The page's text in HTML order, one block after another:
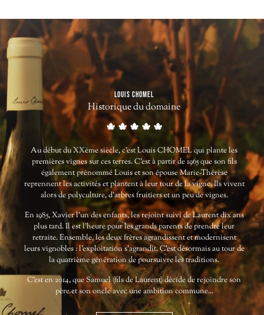
LOUIS CHOMEL
Historique du domaine
Au début du XXème siècle, c’est Louis CHOMEL qui plante les
premières vignes sur ces terres. C’est à partir de 1965 que son fils
également prénommé Louis et son épouse Marie-Thérèse
reprennent les activités et plantent à leur tour de la vigne. Ils vivent
alors de polyculture, d’arbres fruitiers et un peu de vignes.
En 1985, Xavier l’un des enfants, les rejoint suivi de Laurent dix ans
plus tard. Il est l’heure pour les grands parents de prendre leur
retraite. Ensemble, les deux frères agrandissent et modernisent
leurs vignobles : l’exploitation s’agrandit. C’est désormais au tour de
la quatrième génération de poursuivre les traditions.
C’est en 2014, que Samuel (fils de Laurent) décide de rejoindre son
père et son oncle avec une ambition commune...